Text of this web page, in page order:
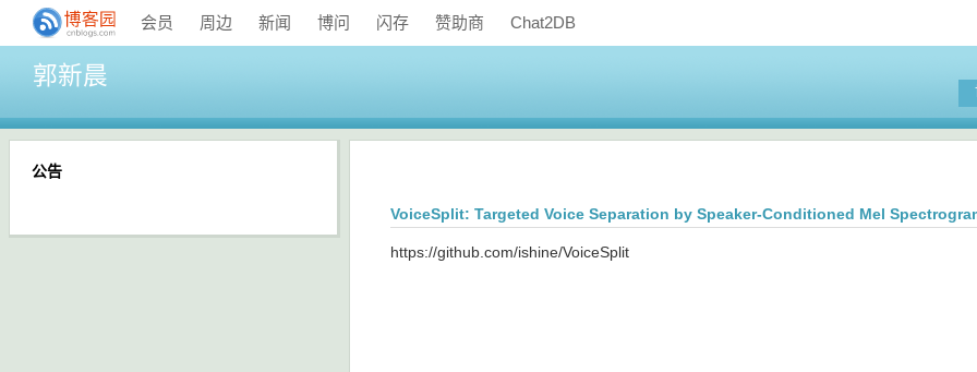
会员 周边 新闻 博问 闪存 赞助商 Chat2DB
郭新晨
VoiceSplit: Targeted Voice Separation by Speaker-Conditioned Mel
https://github.com/ishine/VoiceSplit
公告